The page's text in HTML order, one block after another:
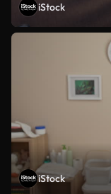
iStock
iStock